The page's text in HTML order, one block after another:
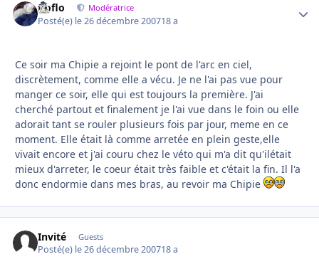
floflo Modératrice
Posté(e) le 26 décembre 200718 a
Ce soir ma Chipie a rejoint le pont de l'arc en ciel,
discrètement, comme elle a vécu. Je ne l'ai pas vue pour
manger ce soir, elle qui est toujours la première. J'ai
cherché partout et finalement je l'ai vue dans le foin ou elle
adorait tant se rouler plusieurs fois par jour, meme en ce
moment. Elle était là comme arretée en plein geste,elle
vivait encore et j'ai couru chez le véto qui m'a dit qu'ilétait
mieux d'arreter, le coeur était très faible et c'était la fin. Il l'a
donc endormie dans mes bras, au revoir ma Chipie
Invité Guests
Posté(e) le 26 décembre 200718 a